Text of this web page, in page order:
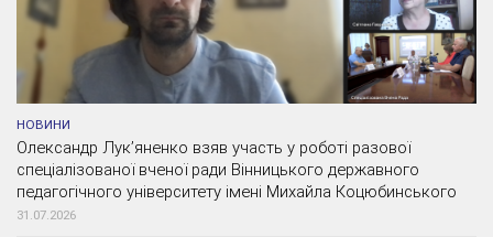
НОВИНИ
Олександр Лук’яненко взяв участь у роботі разової
спеціалізованої вченої ради Вінницького державного
педагогічного університету імені Михайла Коцюбинського
31.07.2026